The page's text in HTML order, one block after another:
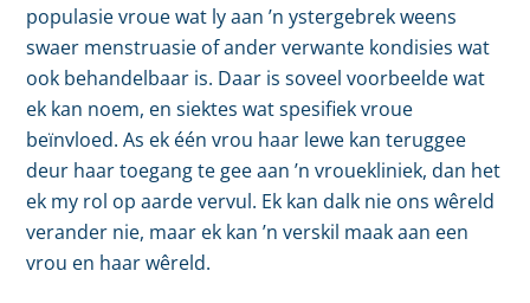
populasie vroue wat ly aan ’n ystergebrek weens
swaer menstruasie of ander verwante kondisies wat
ook behandelbaar is. Daar is soveel voorbeelde wat
ek kan noem, en siektes wat spesifiek vroue
beïnvloed. As ek één vrou haar lewe kan teruggee
deur haar toegang te gee aan ’n vrouekliniek, dan het
ek my rol op aarde vervul. Ek kan dalk nie ons wêreld
verander nie, maar ek kan ’n verskil maak aan een
vrou en haar wêreld.